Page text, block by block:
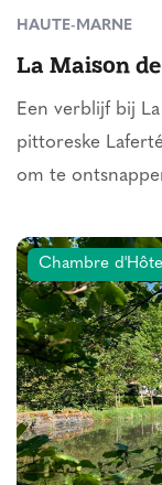
HAUTE-MARNE
La Maison
Een verblijf bij
pittoreske
om te
Chambre d'Hôte